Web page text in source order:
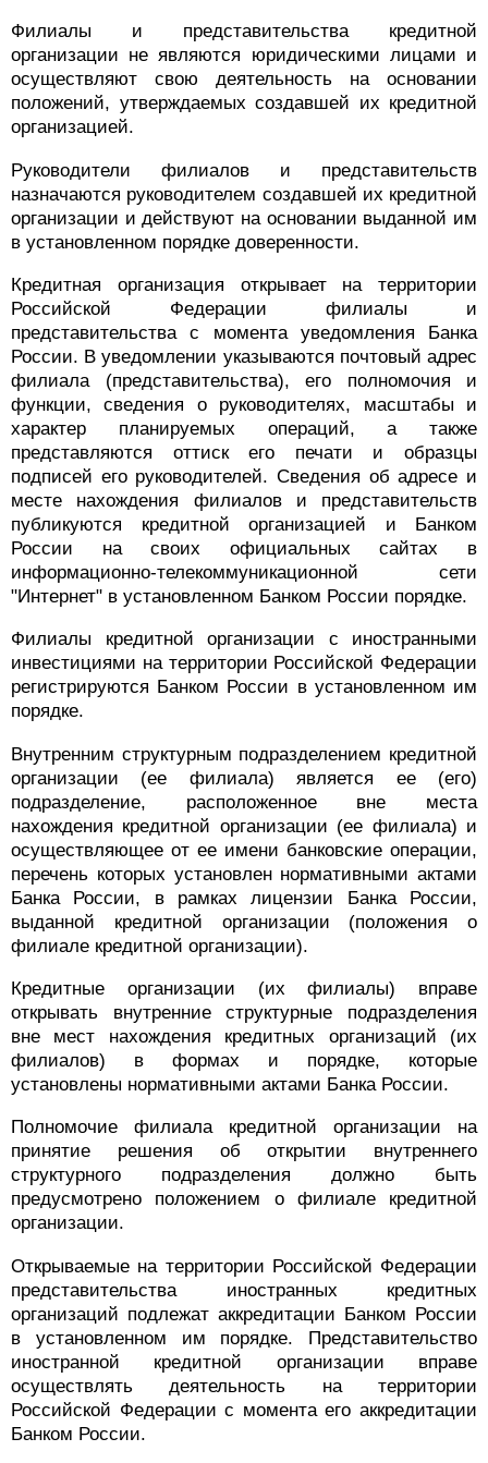
Филиалы и представительства кредитной
организации не являются юридическими лицами и
осуществляют свою деятельность на основании
положений, утверждаемых создавшей их кредитной
организацией.
Руководители филиалов и представительств
назначаются руководителем создавшей их кредитной
организации и действуют на основании выданной им
в установленном порядке доверенности.
Кредитная организация открывает на территории
Российской Федерации филиалы и
представительства с момента уведомления Банка
России. В уведомлении указываются почтовый адрес
филиала (представительства), его полномочия и
функции, сведения о руководителях, масштабы и
характер планируемых операций, а также
представляются оттиск его печати и образцы
подписей его руководителей. Сведения об адресе и
месте нахождения филиалов и представительств
публикуются кредитной организацией и Банком
России на своих официальных сайтах в
информационно-телекоммуникационной сети
"Интернет" в установленном Банком России порядке.
Филиалы кредитной организации с иностранными
инвестициями на территории Российской Федерации
регистрируются Банком России в установленном им
порядке.
Внутренним структурным подразделением кредитной
организации (ее филиала) является ее (его)
подразделение, расположенное вне места
нахождения кредитной организации (ее филиала) и
осуществляющее от ее имени банковские операции,
перечень которых установлен нормативными актами
Банка России, в рамках лицензии Банка России,
выданной кредитной организации (положения о
филиале кредитной организации).
Кредитные организации (их филиалы) вправе
открывать внутренние структурные подразделения
вне мест нахождения кредитных организаций (их
филиалов) в формах и порядке, которые
установлены нормативными актами Банка России.
Полномочие филиала кредитной организации на
принятие решения об открытии внутреннего
структурного подразделения должно быть
предусмотрено положением о филиале кредитной
организации.
Открываемые на территории Российской Федерации
представительства иностранных кредитных
организаций подлежат аккредитации Банком России
в установленном им порядке. Представительство
иностранной кредитной организации вправе
осуществлять деятельность на территории
Российской Федерации с момента его аккредитации
Банком России.